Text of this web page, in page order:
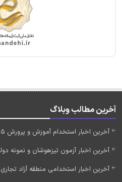
آخرین مطالب وبلاگ
آخرین اخبار استخدام آموزش و پرورش 1405 (به زودی)
آخرین اخبار آزمون تیزهوشان و نمونه
آخرین اخبار استخدامی منطقه آزاد تجاری